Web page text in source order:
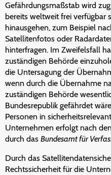
Gefährdungsmaßstab wird
bereits weltweit frei verfügbar
hinausgehen, zum Beispiel
Satellitenfotos oder
hinterfragen. Im Zweifelsfall
zuständigen Behörde
die Untersagung der
wenn durch die Übernahme
zuständigen Behörde
Bundesrepublik gefährdet
Personen in
Unternehmen erfolgt nach
durch das Bundesamt für
Durch das
Rechtssicherheit für die